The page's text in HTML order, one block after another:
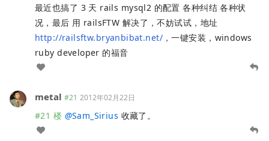
最近也搞了 3 天 rails mysql2 的配置 各种纠结 各种状
况，最后 用 railsFTW 解决了，不妨试试，地址
http://railsftw.bryanbibat.net/ ，一键安装，windows
ruby developer 的福音
metal #21 2012年02月22日
#21 楼 @Sam_Sirius 收藏了。